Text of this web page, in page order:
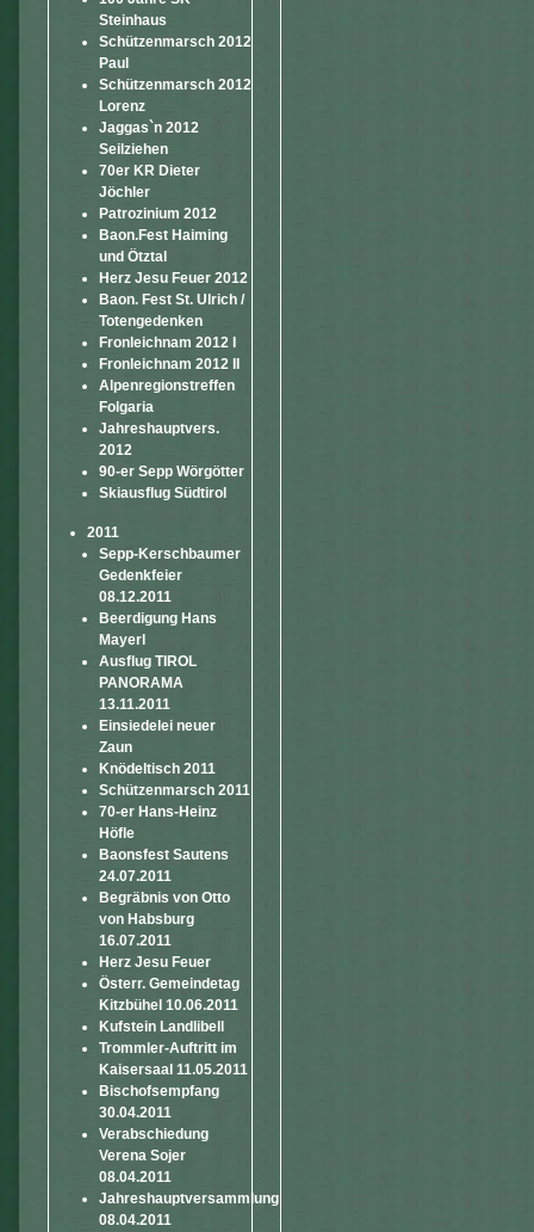
Steinhaus
Schützenmarsch 2012
Paul
Schützenmarsch 2012
Lorenz
Jaggas`n 2012
Seilziehen
70er KR Dieter
Jöchler
Patrozinium 2012
Baon.Fest Haiming
und Ötztal
Herz Jesu Feuer 2012
Baon. Fest St. Ulrich /
Totengedenken
Fronleichnam 2012 I
Fronleichnam 2012 II
Alpenregionstreffen
Folgaria
Jahreshauptvers.
2012
90-er Sepp Wörgötter
Skiausflug Südtirol
2011
Sepp-Kerschbaumer
Gedenkfeier
08.12.2011
Beerdigung Hans
Mayerl
Ausflug TIROL
PANORAMA
13.11.2011
Einsiedelei neuer
Zaun
Knödeltisch 2011
Schützenmarsch 2011
70-er Hans-Heinz
Höfle
Baonsfest Sautens
24.07.2011
Begräbnis von Otto
von Habsburg
16.07.2011
Herz Jesu Feuer
Österr. Gemeindetag
Kitzbühel 10.06.2011
Kufstein Landlibell
Trommler-Auftritt im
Kaisersaal 11.05.2011
Bischofsempfang
30.04.2011
Verabschiedung
Verena Sojer
08.04.2011
Jahreshauptversammlung
08.04.2011